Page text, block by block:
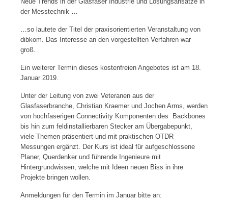
der Messtechnik …
…so lautete der Titel der praxisorientierten Veranstaltung von
dibkom. Das Interesse an den vorgestellten Verfahren war
groß.
Ein weiterer Termin dieses kostenfreien Angebotes ist am 18.
Januar 2019.
Unter der Leitung von zwei Veteranen aus der
Glasfaserbranche, Christian Kraemer und Jochen Arms, werden
von hochfaserigen Connectivity Komponenten des Backbones
bis hin zum feldinstallierbaren Stecker am Übergabepunkt,
viele Themen präsentiert und mit praktischen OTDR
Messungen ergänzt. Der Kurs ist ideal für aufgeschlossene
Planer, Querdenker und führende Ingenieure mit
Hintergrundwissen, welche mit Ideen neuen Biss in ihre
Projekte bringen wollen.
Anmeldungen für den Termin im Januar bitte an: